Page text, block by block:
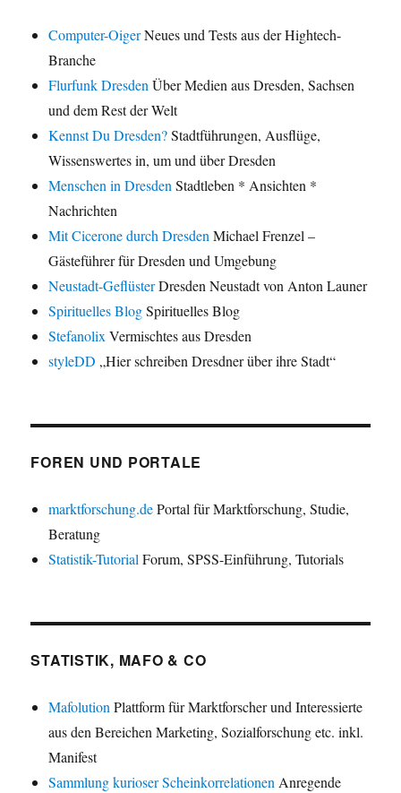
Computer-OigerNeues und Tests aus der Hightech-
Branche
Flurfunk Dresden Über Medien aus Dresden, Sachsen
und dem Rest der Welt
Kennst Du Dresden?Stadtführungen, Ausflüge,
Wissenswertes in, um und über Dresden
Menschen in Dresden Stadtleben * Ansichten *
Nachrichten
Mit Cicerone durch Dresden Michael Frenzel –
Gästeführer für Dresden und Umgebung
Neustadt-GeflüsterDresden Neustadt von Anton Launer
Spirituelles BlogSpirituelles Blog
Stefanolix Vermischtes aus Dresden
styleDD „Hier schreiben Dresdner über ihre Stadt“
FOREN UND PORTALE
marktforschung.dePortal für Marktforschung, Studie,
Beratung
Statistik-Tutorial Forum, SPSS-Einführung, Tutorials
STATISTIK, MAFO & CO
Mafolution Plattform für Marktforscher und Interessierte
aus den Bereichen Marketing, Sozialforschung etc. inkl.
Manifest
Sammlung kurioser Scheinkorrelationen Anregende